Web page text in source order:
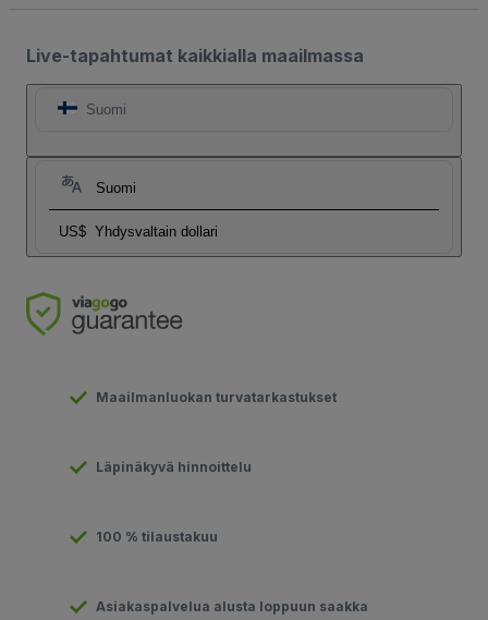
Live-tapahtumat kaikkialla maailmassa
Suomi
Suomi
US$ Yhdysvaltain dollari
Maailmanluokan turvatarkastukset
Läpinäkyvä hinnoittelu
100 % tilaustakuu
Asiakaspalvelua alusta loppuun saakka